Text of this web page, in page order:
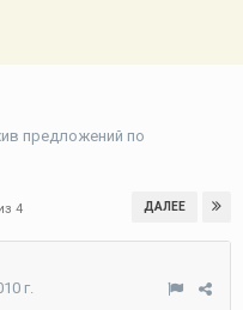
предложений по
ДАЛЕЕ
4
г.